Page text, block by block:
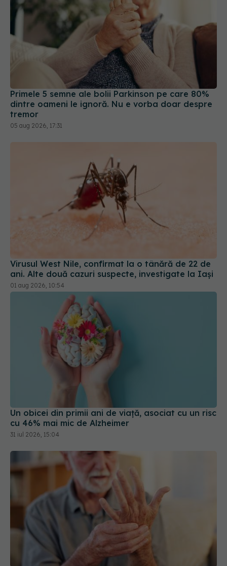
Primele 5 semne ale bolii Parkinson pe care 80%
dintre oameni le ignoră. Nu e vorba doar despre
tremor
05 aug 2026, 17:31
Virusul West Nile, confirmat la o tânără de 22 de
ani. Alte două cazuri suspecte, investigate la Iași
01 aug 2026, 10:54
Un obicei din primii ani de viață, asociat cu un risc
cu 46% mai mic de Alzheimer
31 iul 2026, 15:04